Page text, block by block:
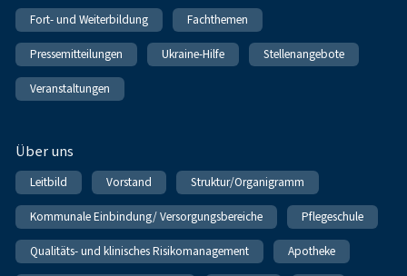
Fort- und Weiterbildung Fachthemen
Pressemitteilungen Ukraine-Hilfe Stellenangebote
Veranstaltungen
Über uns
Leitbild Vorstand Struktur/Organigramm
Kommunale Einbindung/ Versorgungsbereiche Pflegeschule
Qualitäts- und klinisches Risikomanagement Apotheke